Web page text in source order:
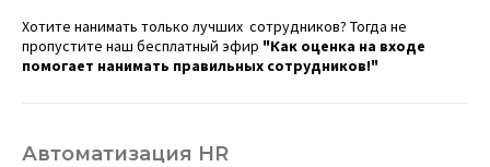
Хотите нанимать только лучших сотрудников? Тогда не
пропустите наш бесплатный эфир "Как оценка на входе
помогает нанимать правильных сотрудников!"
Автоматизация HR